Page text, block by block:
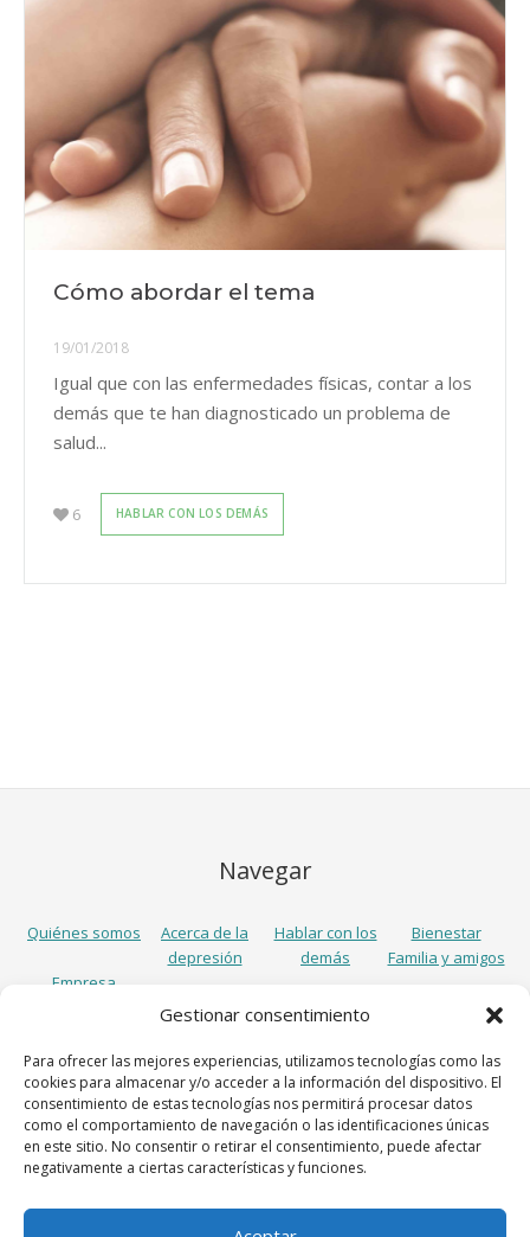
Gestionar consentimiento
Para ofrecer las mejores experiencias, utilizamos tecnologías como las
cookies para almacenar y/o acceder a la información del dispositivo. El
consentimiento de estas tecnologías nos permitirá procesar datos
como el comportamiento de navegación o las identificaciones únicas
en este sitio. No consentir o retirar el consentimiento, puede afectar
negativamente a ciertas características y funciones.
Cómo abordar el tema
19/01/2018
Igual que con las enfermedades físicas, contar a los
demás que te han diagnosticado un problema de
salud...
6 HABLAR CON LOS DEMÁS
Navegar
Quiénes somos
Acerca de la
depresión
Hablar con los
demás
Bienestar
Familia y amigos
Empresa
Síguenos